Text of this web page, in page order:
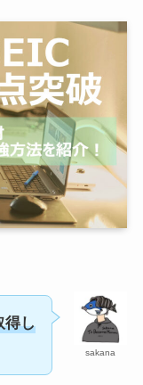
sakana
得し